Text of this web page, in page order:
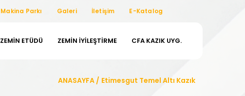
Makina Parkı Galeri İletişim E-Katalog
ZEMIN ETÜDÜ ZEMIN İYILEŞTIRME CFA KAZIK UYG.
ANASAYFA / Etimesgut Temel Altı Kazık